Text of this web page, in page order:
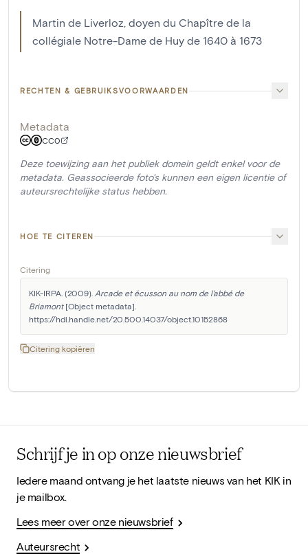
Martin de Liverloz, doyen du Chapître de la
collégiale Notre-Dame de Huy de 1640 à 1673
RECHTEN & GEBRUIKSVOORWAARDEN
Metadata
CC0
Deze toewijzing aan het publiek domein geldt enkel voor de
metadata. Geassocieerde foto's kunnen een eigen licentie of
auteursrechtelijke status hebben.
HOE TE CITEREN
Citering
KIK-IRPA. (2009). Arcade et écusson au nom de l'abbé de
Briamont [Object metadata].
https://hdl.handle.net/20.500.14037/object.10152868
Citering kopiëren
Schrijf je in op onze nieuwsbrief
Iedere maand ontvang je het laatste nieuws van het KIK in
je mailbox.
Lees meer over onze nieuwsbrief
Auteursrecht